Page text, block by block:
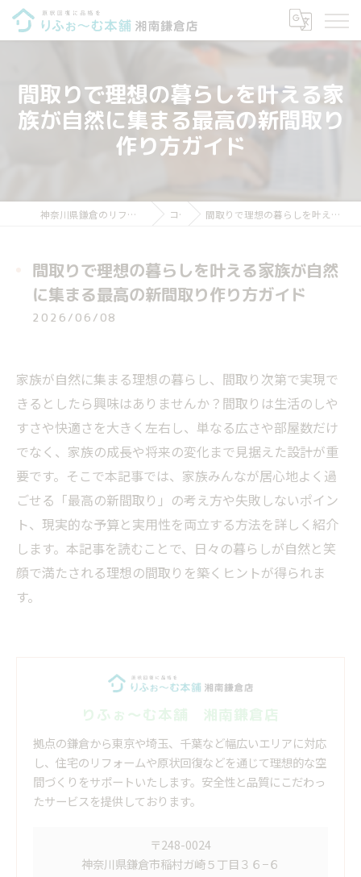
間取りで理想の暮らしを叶える家
族が自然に集まる最高の新間取り
作り方ガイド
神奈川県鎌倉のリフォームならりふぉ～む本舗 湘南鎌倉店 コラム 間取りで理想の暮らしを叶える家族が自然に集まる最高の新間取り作り方ガイド
間取りで理想の暮らしを叶える家族が自然
に集まる最高の新間取り作り方ガイド
2026/06/08
家族が自然に集まる理想の暮らし、間取り次第で実現で
きるとしたら興味はありませんか？間取りは生活のしや
すさや快適さを大きく左右し、単なる広さや部屋数だけ
でなく、家族の成長や将来の変化まで見据えた設計が重
要です。そこで本記事では、家族みんなが居心地よく過
ごせる「最高の新間取り」の考え方や失敗しないポイン
ト、現実的な予算と実用性を両立する方法を詳しく紹介
します。本記事を読むことで、日々の暮らしが自然と笑
顔で満たされる理想の間取りを築くヒントが得られま
す。
りふぉ～む本舗 湘南鎌倉店
拠点の鎌倉から東京や埼玉、千葉など幅広いエリアに対応
し、住宅のリフォームや原状回復などを通じて理想的な空
間づくりをサポートいたします。安全性と品質にこだわっ
たサービスを提供しております。
〒248-0024
神奈川県鎌倉市稲村ガ崎５丁目３６−６